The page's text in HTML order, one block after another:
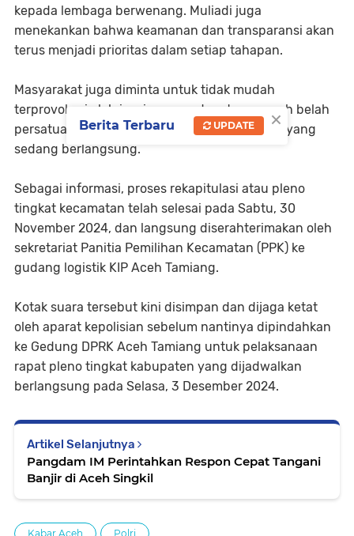
kepada lembaga berwenang. Muliadi juga
menekankan bahwa keamanan dan transparansi akan
terus menjadi prioritas dalam setiap tahapan.
Masyarakat juga diminta untuk tidak mudah
terprovokasi oleh isu-isu yang dapat memecah belah
persatuan dan mendukung proses demokrasi yang
sedang berlangsung.
Sebagai informasi, proses rekapitulasi atau pleno
tingkat kecamatan telah selesai pada Sabtu, 30
November 2024, dan langsung diserahterimakan oleh
sekretariat Panitia Pemilihan Kecamatan (PPK) ke
gudang logistik KIP Aceh Tamiang.
Kotak suara tersebut kini disimpan dan dijaga ketat
oleh aparat kepolisian sebelum nantinya dipindahkan
ke Gedung DPRK Aceh Tamiang untuk pelaksanaan
rapat pleno tingkat kabupaten yang dijadwalkan
berlangsung pada Selasa, 3 Desember 2024.
Artikel Selanjutnya
Pangdam IM Perintahkan Respon Cepat Tangani
Banjir di Aceh Singkil
Kabar Aceh Polri
×
Berita Terbaru UPDATE